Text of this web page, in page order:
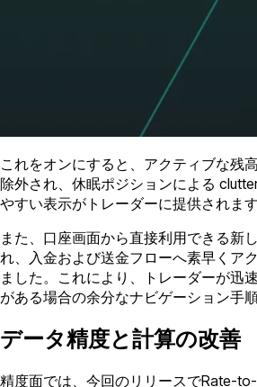
これをオンにすると、アクティブな残
除外され、休眠ポジションによる
やすい表示がトレーダーに提供されます
また、口座画面から直接利用できる新
れ、入金および送金フローへ素早くア
ました。これにより、トレーダーが迅
がある場合の余分なナビゲーション手
データ精度と計算の改善
精度面では、今回のリリースでRate-